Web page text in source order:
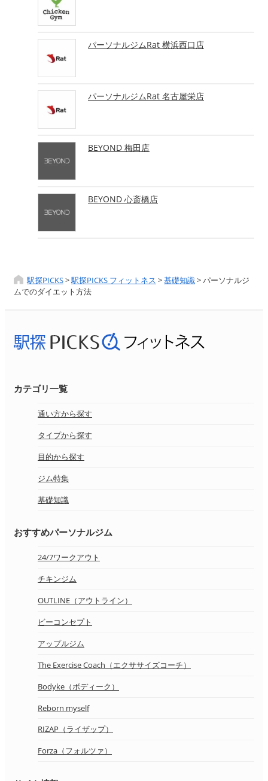
パーソナルジムRat 横浜西口店
パーソナルジムRat 名古屋栄店
BEYOND 梅田店
BEYOND 心斎橋店
駅探PICKS>駅探PICKS フィットネス >基礎知識>パーソナルジ
ムでのダイエット方法
カテゴリ一覧
通い方から探す
タイプから探す
目的から探す
ジム特集
基礎知識
おすすめパーソナルジム
24/7ワークアウト
チキンジム
OUTLINE（アウトライン）
ビーコンセプト
アップルジム
The Exercise Coach（エクササイズコーチ）
Bodyke（ボディーク）
Reborn myself
RIZAP（ライザップ）
Forza（フォルツァ）